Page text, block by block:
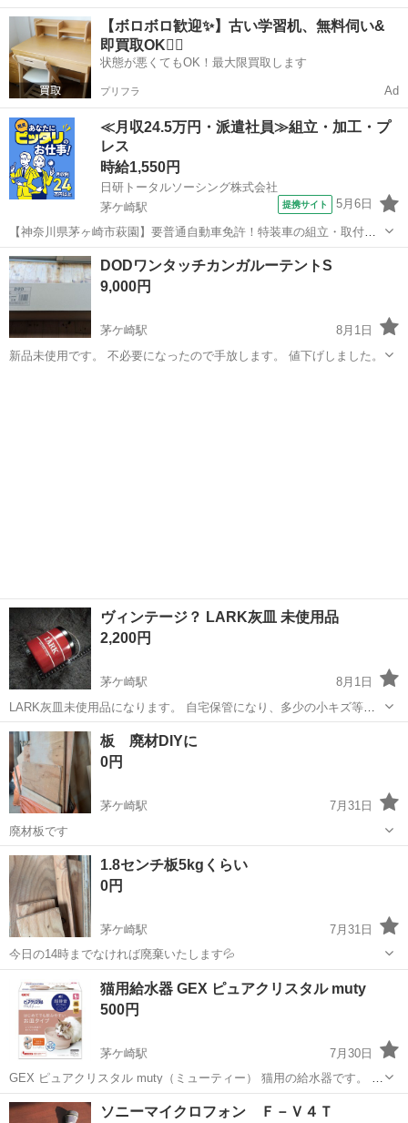
ですが、数年保管していたため、傘を広げる際のロック部分（カチッ
と固定する箇所）が少し硬く感じられます。 ​あくまで中古品であるこ
とをご理解いただける方、本日中にお...
神奈川 茅ヶ崎市 茅ケ崎駅 その他
【ボロボロ歓迎✨】古い学習机、無料伺い&
即買取OK🙆‍♀️
状態が悪くてもOK！最大限買取します
プリフラ Ad
≪月収24.5万円・派遣社員≫組立・加工・プ
レス
時給1,550円
日研トータルソーシング株式会社
茅ケ崎駅
提携サイト 5月6日
【神奈川県茅ヶ崎市萩園】要普通自動車免許！特装車の組立・取付
《お仕事No.5A103-JS》 お仕事について 特装車（福祉車両）の組立、
一般車種への昇降機やスロープなどの取り付けを行います。主な車種
はミニバン・ワゴンになり...
神奈川 茅ヶ崎市 茅ケ崎駅 その他
DODワンタッチカンガルーテントS
9,000円
茅ケ崎駅
8月1日
新品未使用です。 不必要になったので手放します。 値下げしました。
ヴィンテージ？ LARK灰皿 未使用品
2,200円
茅ケ崎駅
8月1日
LARK灰皿未使用品になります。 自宅保管になり、多少の小キズ等ご
さますのでご了承下さいませ。。 裏底小キズ等あり、 よろしくお願い
します。
神奈川 茅ヶ崎市 茅ケ崎駅
板 廃材DIYに
0円
茅ケ崎駅
7月31日
廃材板です
神奈川 茅ヶ崎市 茅ケ崎駅 その他
1.8センチ板5kgくらい
0円
茅ケ崎駅
7月31日
今日の14時までなければ廃棄いたします💦
神奈川 茅ヶ崎市 茅ケ崎駅 その他
猫用給水器 GEX ピュアクリスタル muty
500円
茅ケ崎駅
7月30日
GEX ピュアクリスタル muty（ミューティー） 猫用の給水器です。 使
用していた中古品になりますので、細かな傷や使用感が気にならない
方のみお願いいたします。 【付属品】 ・本体のみ ※フィルターは付
神奈川 茅ヶ崎市 茅ケ崎駅
ソニーマイクロフォン Ｆ－Ｖ４Ｔ